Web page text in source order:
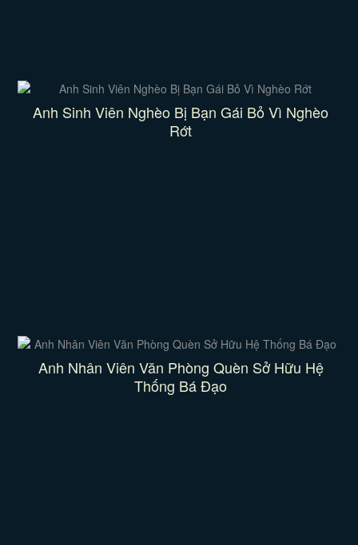
Anh Sinh Viên Nghèo Bị Bạn Gái Bỏ Vì Nghèo
Rớt
Anh Nhân Viên Văn Phòng Quèn Sở Hữu Hệ
Thống Bá Đạo